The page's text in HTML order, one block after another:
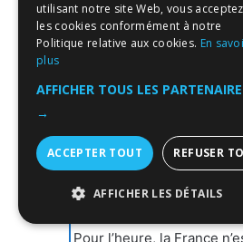
aléatoires pourront
les autres moyens
quarantaines
voyageurs
France
Pour l’heure, la France
utilisant notre site Web, vous
les cookies conformément à notre
Politique relative aux cookies. En
plus
AFFICHER TOUS LES
→
ACCEPTER TOUT REFUSER
AFFICHER LES DÉTAILS
STRICTEMENT NÉCESSAIRES